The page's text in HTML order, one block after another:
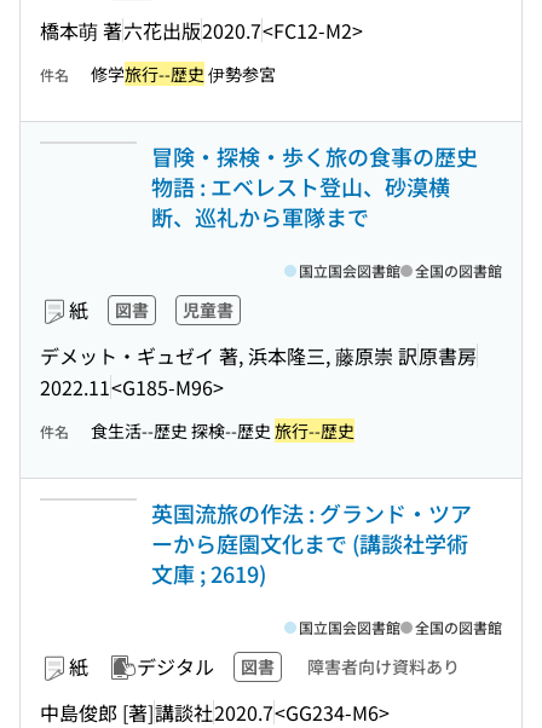
橋本萌 著六花出版2020.7<FC12-M2>
件名 修学旅行--歴史 伊勢参宮
冒険・探検・歩く旅の食事の歴史
物語 : エベレスト登山、砂漠横
断、巡礼から軍隊まで
紙 図書 児童書
デメット・ギュゼイ 著, 浜本隆三, 藤原崇 訳原書房
2022.11<G185-M96>
国立国会図書館 全国の図書館
件名 食生活--歴史 探検--歴史 旅行--歴史
英国流旅の作法 : グランド・ツア
ーから庭園文化まで (講談社学術
文庫 ; 2619)
紙 デジタル 図書 障害者向け資料あり
中島俊郎 [著]講談社2020.7<GG234-M6>
国立国会図書館 全国の図書館